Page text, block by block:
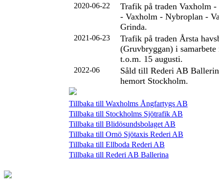
2020-06-22
Trafik på traden Vaxholm
- Vaxholm - Nybroplan -
Grinda.
2021-06-23
Trafik på traden Årsta
(Gruvbryggan) i
t.o.m. 15 augusti.
2022-06
Såld till Rederi AB
hemort Stockholm.
Tillbaka till Waxholms Ångfartygs AB
Tillbaka till Stockholms Sjötrafik AB
Tillbaka till Blidösundsbolaget AB
Tillbaka till Ornö Sjötaxis Rederi AB
Tillbaka till Ellboda Rederi AB
Tillbaka till Rederi AB Ballerina